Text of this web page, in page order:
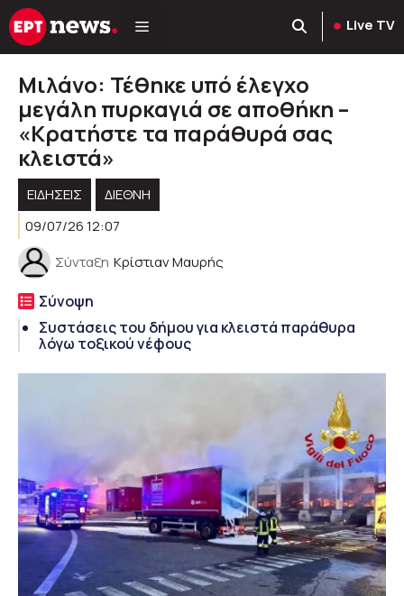
Μετάβαση
σε
Live TV
Μιλάνο: Τέθηκε υπό έλεγχο
μεγάλη πυρκαγιά σε αποθήκη –
«Κρατήστε τα παράθυρά σας
κλειστά»
ΕΙΔΗΣΕΙΣ
ΔΙΕΘΝΗ
09/07/26 12:07
Σύνταξη Κρίστιαν Μαυρής
Σύνοψη
Συστάσεις του δήμου για κλειστά παράθυρα
λόγω τοξικού νέφους